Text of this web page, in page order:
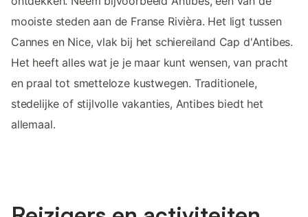
mooiste steden aan de Franse Rivièra. Het ligt tussen
Cannes en Nice, vlak bij het schiereiland Cap d'Antibes.
Het heeft alles wat je je maar kunt wensen, van pracht
en praal tot smetteloze kustwegen. Traditionele,
stedelijke of stijlvolle vakanties, Antibes biedt het
allemaal.